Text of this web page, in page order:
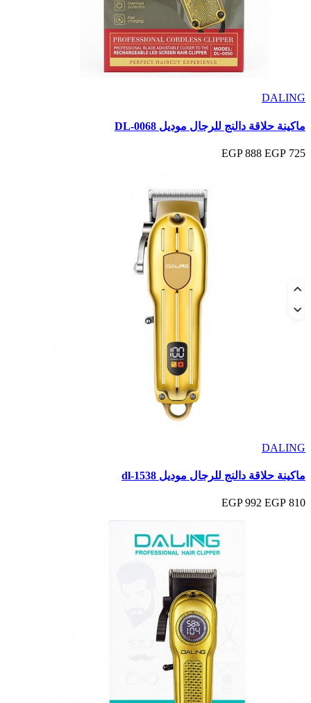
DALING
ماكينة حلاقة دالنج للرجال موديل DL-0068
725 EGP
888 EGP
DALING
ماكينة حلاقة دالنج للرجال موديل dl-1538
810 EGP
992 EGP